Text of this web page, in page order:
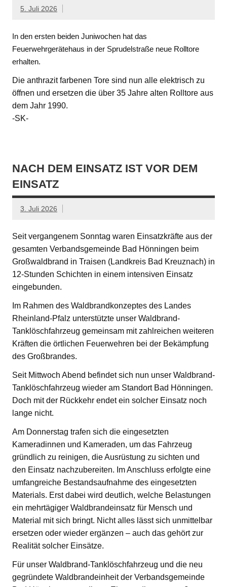
5. Juli 2026
In den ersten beiden Juniwochen hat das
Feuerwehrgerätehaus in der Sprudelstraße neue Rolltore
erhalten.
Die anthrazit farbenen Tore sind nun alle elektrisch zu
öffnen und ersetzen die über 35 Jahre alten Rolltore aus
dem Jahr 1990.
-SK-
NACH DEM EINSATZ IST VOR DEM
EINSATZ
3. Juli 2026
Seit vergangenem Sonntag waren Einsatzkräfte aus der
gesamten Verbandsgemeinde Bad Hönningen beim
Großwaldbrand in Traisen (Landkreis Bad Kreuznach) in
12-Stunden Schichten in einem intensiven Einsatz
eingebunden.
Im Rahmen des Waldbrandkonzeptes des Landes
Rheinland-Pfalz unterstützte unser Waldbrand-
Tanklöschfahrzeug gemeinsam mit zahlreichen weiteren
Kräften die örtlichen Feuerwehren bei der Bekämpfung
des Großbrandes.
Seit Mittwoch Abend befindet sich nun unser Waldbrand-
Tanklöschfahrzeug wieder am Standort Bad Hönningen.
Doch mit der Rückkehr endet ein solcher Einsatz noch
lange nicht.
Am Donnerstag trafen sich die eingesetzten
Kameradinnen und Kameraden, um das Fahrzeug
gründlich zu reinigen, die Ausrüstung zu sichten und
den Einsatz nachzubereiten. Im Anschluss erfolgte eine
umfangreiche Bestandsaufnahme des eingesetzten
Materials. Erst dabei wird deutlich, welche Belastungen
ein mehrtägiger Waldbrandeinsatz für Mensch und
Material mit sich bringt. Nicht alles lässt sich unmittelbar
ersetzen oder wieder ergänzen – auch das gehört zur
Realität solcher Einsätze.
Für unser Waldbrand-Tanklöschfahrzeug und die neu
gegründete Waldbrandeinheit der Verbandsgemeinde